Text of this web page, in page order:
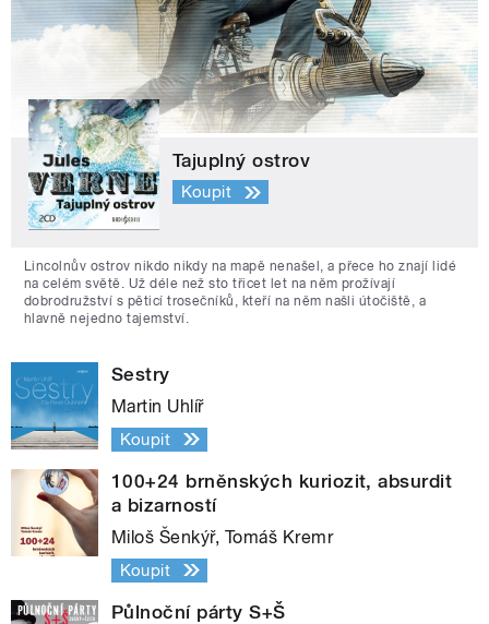
Tajuplný ostrov
Koupit
Lincolnův ostrov nikdo nikdy na mapě nenašel, a přece ho znají lidé
na celém světě. Už déle než sto třicet let na něm prožívají
dobrodružství s pěticí trosečníků, kteří na něm našli útočiště, a
hlavně nejedno tajemství.
Sestry
Martin Uhlíř
Koupit
100+24 brněnských kuriozit, absurdit
a bizarností
Miloš Šenkýř, Tomáš Kremr
Koupit
Půlnoční párty S+Š